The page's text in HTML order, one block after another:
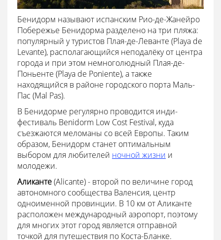
Бенидорм называют испанским Рио-де-Жанейро
Побережье Бенидорма разделено на три пляжа:
популярный у туристов Плая-де-Леванте (Playa de
Levante), располагающийся неподалёку от центра
города и при этом немноголюдный Плая-де-
Поньенте (Playa de Poniente), а также
находящийся в районе городского порта Маль-
Пас (Mal Pas).
В Бенидорме регулярно проводится инди-
фестиваль Benidorm Low Cost Festival, куда
съезжаются меломаны со всей Европы. Таким
образом, Бенидорм станет оптимальным
выбором для любителей ночной жизни и
молодежи.
Аликанте(Alicante) - второй по величине город
автономного сообщества Валенсия, центр
одноименной провинции. В 10 км от Аликанте
расположен международный аэропорт, поэтому
для многих этот город является отправной
точкой для путешествия по Коста-Бланке.